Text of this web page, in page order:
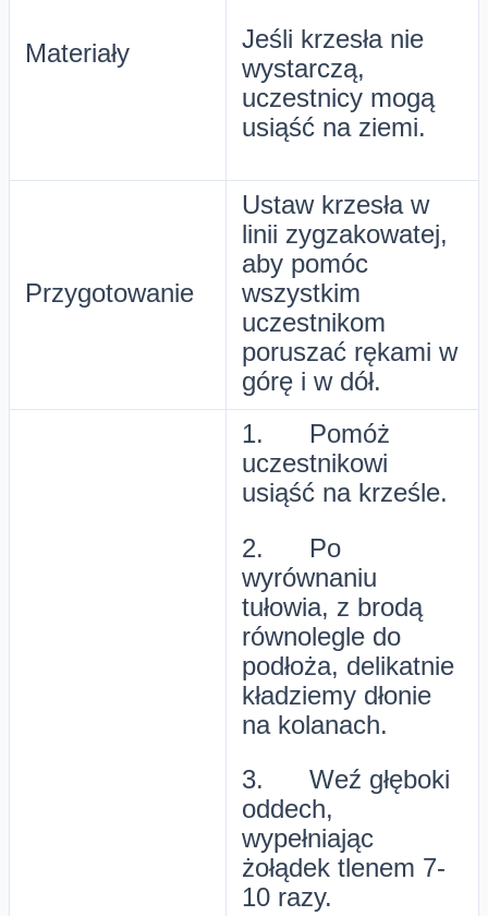
Materiały
Jeśli krzesła nie
wystarczą,
uczestnicy mogą
usiąść na ziemi.
Przygotowanie
Ustaw krzesła w
linii zygzakowatej,
aby pomóc
wszystkim
uczestnikom
poruszać rękami w
górę i w dół.
1. Pomóż
uczestnikowi
usiąść na krześle.
2. Po
wyrównaniu
tułowia, z brodą
równolegle do
podłoża, delikatnie
kładziemy dłonie
na kolanach.
3. Weź głęboki
oddech,
wypełniając
żołądek tlenem 7-
10 razy.